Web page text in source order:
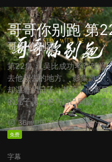
哥哥你别跑 第
哥哥你别跑
第22集： 吴比成功考到驾照
去他想去的地方。 影集简介
却温馨的日子，某天，他离
的儿子吴比也与自己同龄，阴
36m中国2023
免费
字幕